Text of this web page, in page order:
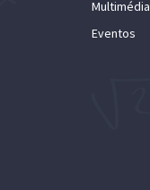
Multimédia
Eventos